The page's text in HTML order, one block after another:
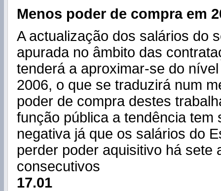
Menos poder de compra em
A actualização dos salários do
apurada no âmbito das
tenderá a aproximar-se do
2006, o que se traduzirá num
poder de compra destes
função pública a tendência tem
negativa já que os salários do
perder poder aquisitivo há sete
consecutivos
17.01